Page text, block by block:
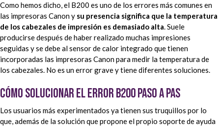
Como hemos dicho, el B200 es uno de los errores más comunes en
las impresoras Canon y su presencia significa que la temperatura
de los cabezales de impresión es demasiado alta. Suele
producirse después de haber realizado muchas impresiones
seguidas y se debe al sensor de calor integrado que tienen
incorporadas las impresoras Canon para medir la temperatura de
los cabezales. No es un error grave y tiene diferentes soluciones.
Cómo solucionar el error B200 paso a pas
Los usuarios más experimentados ya tienen sus truquillos por lo
que, además de la solución que propone el propio soporte de ayuda